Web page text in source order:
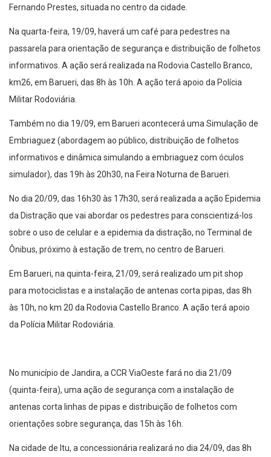
Fernando Prestes, situada no centro da cidade.
Na quarta-feira, 19/09, haverá um café para pedestres na
passarela para orientação de segurança e distribuição de folhetos
informativos. A ação será realizada na Rodovia Castello Branco,
km26, em Barueri, das 8h às 10h. A ação terá apoio da Polícia
Militar Rodoviária.
Também no dia 19/09, em Barueri acontecerá uma Simulação de
Embriaguez (abordagem ao público, distribuição de folhetos
informativos e dinâmica simulando a embriaguez com óculos
simulador), das 19h às 20h30, na Feira Noturna de Barueri.
No dia 20/09, das 16h30 às 17h30, será realizada a ação Epidemia
da Distração que vai abordar os pedestres para conscientizá-los
sobre o uso de celular e a epidemia da distração, no Terminal de
Ônibus, próximo à estação de trem, no centro de Barueri.
Em Barueri, na quinta-feira, 21/09, será realizado um pit shop
para motociclistas e a instalação de antenas corta pipas, das 8h
às 10h, no km 20 da Rodovia Castello Branco. A ação terá apoio
da Polícia Militar Rodoviária.
No município de Jandira, a CCR ViaOeste fará no dia 21/09
(quinta-feira), uma ação de segurança com a instalação de
antenas corta linhas de pipas e distribuição de folhetos com
orientações sobre segurança, das 15h às 16h.
Na cidade de Itu, a concessionária realizará no dia 24/09, das 8h